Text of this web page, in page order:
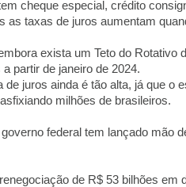
cheque especial, crédito
as taxas de juros aumentam
exista um Teto do Rotativo
partir de janeiro de 2024.
de juros ainda é tão alta, já que o
milhões de brasileiros.
federal tem lançado mão
de R$ 53 bilhões em